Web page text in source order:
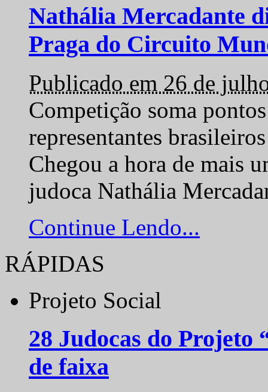
Nathália Mercadante
Praga do Circuito
Publicado em 26 de
Competição soma
representantes
Chegou a hora de mais
judoca Nathália
Continue Lendo...
RÁPIDAS
Projeto Social
28 Judocas do
de faixa